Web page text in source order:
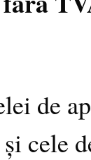
de
cele